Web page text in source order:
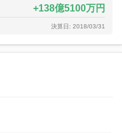
138億5100万円
決算日: 2018/03/31